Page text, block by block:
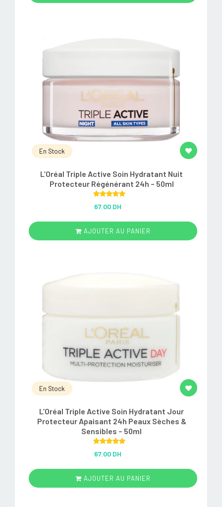
En Stock
L’Oréal Triple Active Soin Hydratant Nuit
Protecteur Régénérant 24h – 50ml
out of 5
67.00 DH
AJOUTER AU PANIER
En Stock
L’Oréal Triple Active Soin Hydratant Jour
Protecteur Apaisant 24h Peaux Sèches &
Sensibles – 50ml
out of 5
67.00 DH
AJOUTER AU PANIER